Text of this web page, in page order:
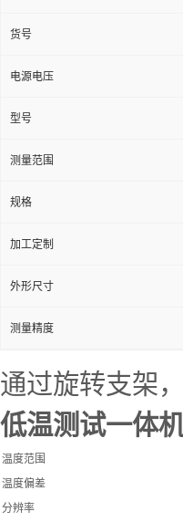
货号
电源电压
型号
测量范围
规格
加工定制
外形尺寸
测量精度
通过旋转支架
低温测试一体
温度范围
温度偏差
分辨率